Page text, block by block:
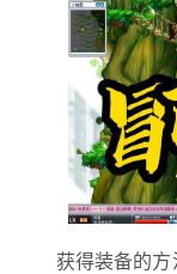
获得装备的方